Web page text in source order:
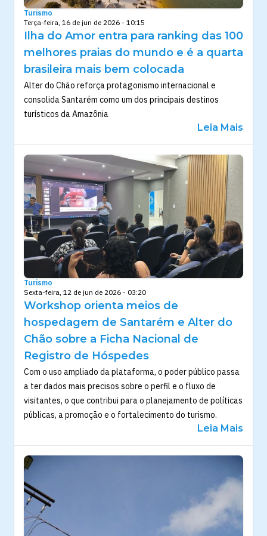
Turismo
Terça-feira, 16 de jun de 2026 - 10:15
Ilha do Amor entra para ranking das 100
melhores praias do mundo e é a quarta
brasileira mais bem colocada
Alter do Chão reforça protagonismo internacional e
consolida Santarém como um dos principais destinos
turísticos da Amazônia
Leia Mais
Turismo
Sexta-feira, 12 de jun de 2026 - 03:20
Workshop orienta meios de
hospedagem de Santarém e Alter do
Chão sobre a Ficha Nacional de
Registro de Hóspedes
Com o uso ampliado da plataforma, o poder público passa
a ter dados mais precisos sobre o perfil e o fluxo de
visitantes, o que contribui para o planejamento de políticas
públicas, a promoção e o fortalecimento do turismo.
Leia Mais